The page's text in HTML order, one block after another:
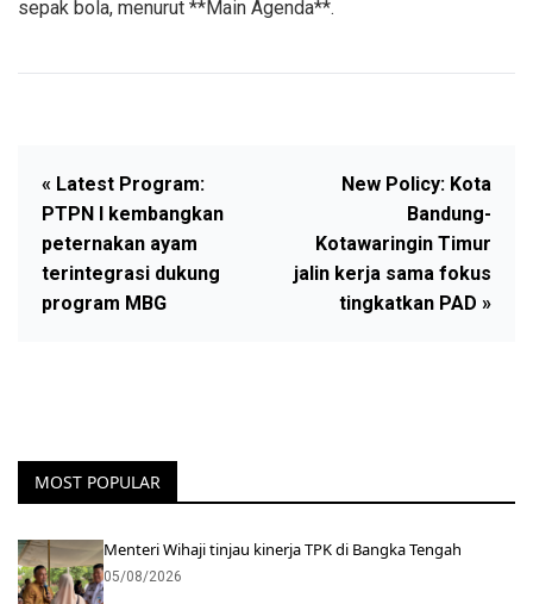
sepak bola, menurut **Main Agenda**.
« Latest Program:
PTPN I kembangkan
peternakan ayam
terintegrasi dukung
program MBG
New Policy: Kota
Bandung-
Kotawaringin Timur
jalin kerja sama fokus
tingkatkan PAD »
MOST POPULAR
Menteri Wihaji tinjau kinerja TPK di Bangka Tengah
05/08/2026